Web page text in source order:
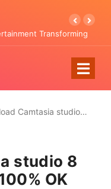
Transforming
Camtasia studio…
studio 8
OK